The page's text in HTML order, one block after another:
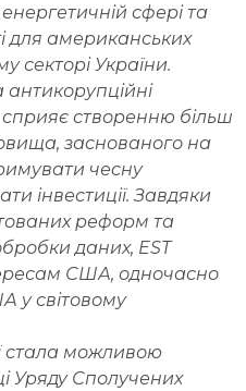
сфері та
американських
секторі України.
сприяє створенню більш
заснованого на
чесну
інвестиції. Завдяки
реформ та
даних, EST
США, одночасно
у світовому
стала можливою
Уряду Сполучених